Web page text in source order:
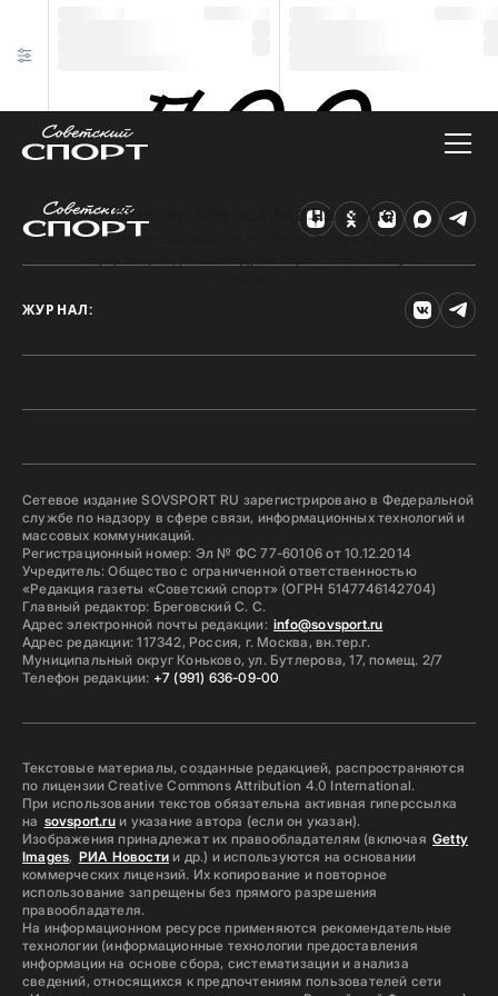
Техническая ошибка на сайте
Произошла ошибка. Чтобы найти нужную
ЖУРНАЛ:
Сетевое издание SOVSPORT RU зарегистрировано в Федеральной
службе по надзору в сфере связи, информационных технологий и
массовых коммуникаций.
Регистрационный номер: Эл № ФС 77-60106 от 10.12.2014
Учредитель: Общество с ограниченной ответственностью
«Редакция газеты «Советский спорт» (ОГРН 5147746142704)
Главный редактор: Бреговский С. С.
Адрес электронной почты редакции: info@sovsport.ru
Адрес редакции: 117342, Россия, г. Москва, вн.тер.г.
Муниципальный округ Коньково, ул. Бутлерова, 17, помещ. 2/7
Телефон редакции: +7 (991) 636-09-00
Текстовые материалы, созданные редакцией, распространяются
по лицензии Creative Commons Attribution 4.0 International.
При использовании текстов обязательна активная гиперссылка
на sovsport.ruи указание автора (если он указан).
Изображения принадлежат их правообладателям (включая Getty
Images, РИА Новостии др.) и используются на основании
коммерческих лицензий. Их копирование и повторное
использование запрещены без прямого разрешения
правообладателя.
На информационном ресурсе применяются рекомендательные
технологии (информационные технологии предоставления
информации на основе сбора, систематизации и анализа
сведений, относящихся к предпочтениям пользователей сети